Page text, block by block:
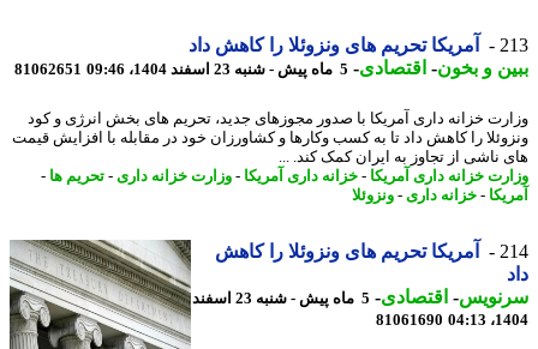
آمریکا تحریم های ونزوئلا را کاهش داد
و بخون-اقتصادی-5 ماه پیش - شنبه 23 اسفند 1404، 09:46 81062651
خزانه داری آمریکا با صدور مجوزهای جدید، تحریم های بخش انرژی و کود
را کاهش داد تا به کسب وکارها و کشاورزان خود در مقابله با افزایش قیمت
ناشی از تجاوز به ایران کمک کند. ...
خزانه داری آمریکا- خزانه داری آمریکا- وزارت خزانه داری- تحریم ها-
- خزانه داری- ونزوئلا
آمریکا تحریم های ونزوئلا را کاهش
-اقتصادی-
5 ماه پیش - شنبه 23 اسفند
81061690